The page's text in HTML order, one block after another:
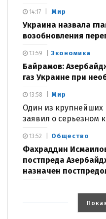
Мир
Украина назвала
возобновления
14:17
Экономика
Байрамов:
газ Украине при
13:59
Мир
Один из крупнейших
заявил о серьезном
13:58
Общество
Фахраддин
постпреда
назначен
13:52